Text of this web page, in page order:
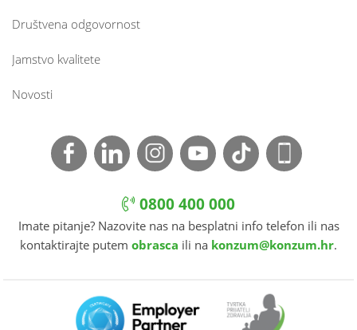
Društvena odgovornost
Jamstvo kvalitete
Novosti
0800 400 000
Imate pitanje? Nazovite nas na besplatni info telefon ili nas
kontaktirajte putem obrasca ili na konzum@konzum.hr.